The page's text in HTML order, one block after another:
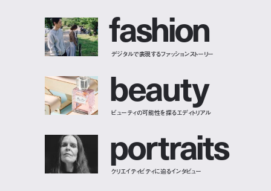
fashion
デジタルで表現するファッションストーリー
beauty
ビューティの可能性を探るエディトリアル
portraits
クリエイティビティに迫るインタビュー